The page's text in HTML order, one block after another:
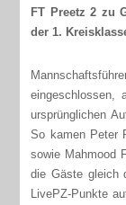
FT Preetz 2 zu
der 1.
eingeschlossen,
ursprünglichen
So kamen Peter
sowie Mahmood
die Gäste gleich
LivePZ-Punkte